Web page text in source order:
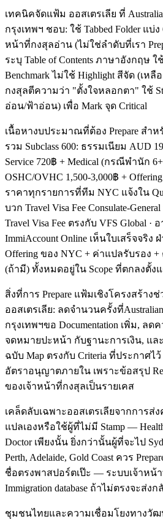
เทคนิคจัดแฟ้ม ออสเตรเลีย ที่ Australian
กรุงเทพฯ ชอบ: ใช้ Tabbed Folder แบ่
หน้าที่กงสุลอ่าน (ไม่ใช่ลำดับที่เรา
ระบุ Table of Contents ภาษาอังกฤษ ใ
Benchmark ไม่ใช้ Highlight สีจัด (เห
กงสุลตีความว่า "ตั้งใจหลอกตา" ใช้
อ่อน/ฟ้าอ่อน) เพื่อ Mark จุด Critical
เนื้อหางบประมาณที่ต้อง Prepare สำห
รวม Subclass 600: ธรรมเนียม AUD
Service 720฿ + Medical (กรณีพำนัก
OSHC/OVHC 1,500-3,000฿ +
ราคาทุกรายการที่ทีม NYC แจ้งใน
บวก Travel Visa Fee Consulate-
Travel Visa Fee ตรงกับ VFS Global ·
ImmiAccount Online เห็นใบเสร็จจริง
Offering ของ NYC + ค่าแปลรับรอง
(ถ้ามี) ทั้งหมดอยู่ใน Scope ที่ตกลงตั้ง
สิ่งที่การ Prepare แฟ้มเชิงโครงสร้าง
ออสเตรเลีย: ลดจำนวนครั้งที่Australian
กรุงเทพฯขอ Documentation เพิ่ม, ล
จดหมายปะหน้า กับฐานะการเงิน, และ
ฉบับ Map ตรงกับ Criteria ที่ประกาศไว้
อัตราอนุญาตภายใน เพราะข้อสรุป
ของเจ้าหน้าที่กงสุลเป็นรายเคส
เคล็ดลับเฉพาะออสเตรเลียจากการส่
แปลเองหรือใช้ผู้ที่ไม่มี Stamp —
Doctor เพียงนั้น ยิ่งกว่านั้นผู้ที่จะไป
Perth, Adelaide, Gold Coast ควร
ชื่อตรงพาสปอร์ตเป๊ะ — ระบบเจ้าหน้
Immigration database ถ้าไม่ตรงจะส่ง
ชุมชนไทยและความเชื่อมโยงทางวัฒ